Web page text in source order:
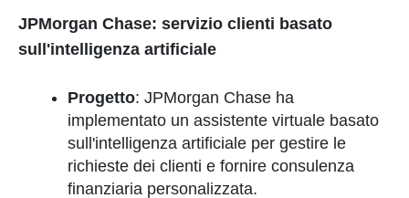
JPMorgan Chase: servizio clienti basato
sull'intelligenza artificiale
Progetto: JPMorgan Chase ha
implementato un assistente virtuale basato
sull'intelligenza artificiale per gestire le
richieste dei clienti e fornire consulenza
finanziaria personalizzata.